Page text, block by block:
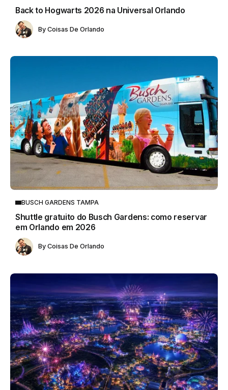
Back to Hogwarts 2026 na Universal Orlando
By Coisas De Orlando
BUSCH GARDENS TAMPA
Shuttle gratuito do Busch Gardens: como reservar
em Orlando em 2026
By Coisas De Orlando